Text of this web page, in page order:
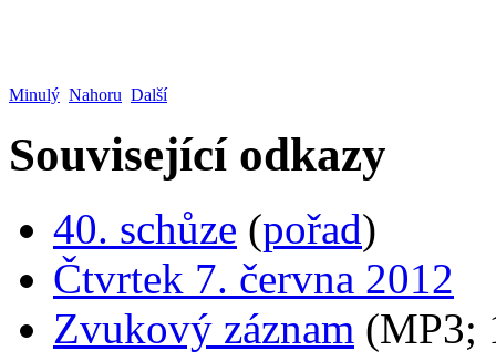
Minulý Nahoru Další
Související odkazy
40. schůze (pořad)
Čtvrtek 7. června 2012
Zvukový záznam (MP3;